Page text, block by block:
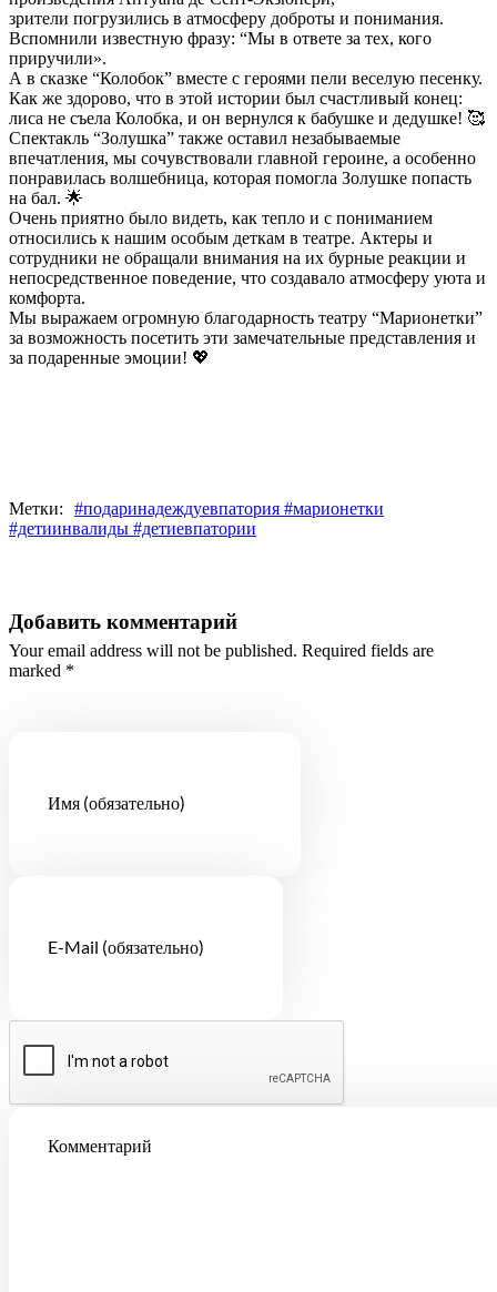
зрители погрузились в атмосферу доброты и понимания.
Вспомнили известную фразу: “Мы в ответе за тех, кого
приручили».
А в сказке “Колобок” вместе с героями пели веселую песенку.
Как же здорово, что в этой истории был счастливый конец:
лиса не съела Колобка, и он вернулся к бабушке и дедушке! 🥰
Спектакль “Золушка” также оставил незабываемые
впечатления, мы сочувствовали главной героине, а особенно
понравилась волшебница, которая помогла Золушке попасть
на бал. 🌟
Очень приятно было видеть, как тепло и с пониманием
относились к нашим особым деткам в театре. Актеры и
сотрудники не обращали внимания на их бурные реакции и
непосредственное поведение, что создавало атмосферу уюта и
комфорта.
Мы выражаем огромную благодарность театру “Марионетки”
за возможность посетить эти замечательные представления и
за подаренные эмоции! 💖
Метки:
#подаринадеждуевпатория #марионетки
#детиинвалиды #детиевпатории
Добавить комментарий
Your email address will not be published. Required fields are
marked *